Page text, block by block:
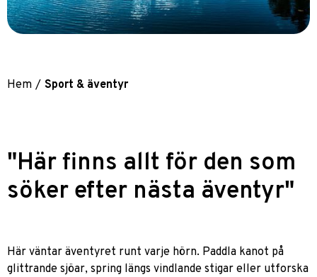
Hem / Sport & äventyr
"Här finns allt för den som
söker efter nästa äventyr"
Här väntar äventyret runt varje hörn. Paddla kanot på
glittrande sjöar, spring längs vindlande stigar eller utforska